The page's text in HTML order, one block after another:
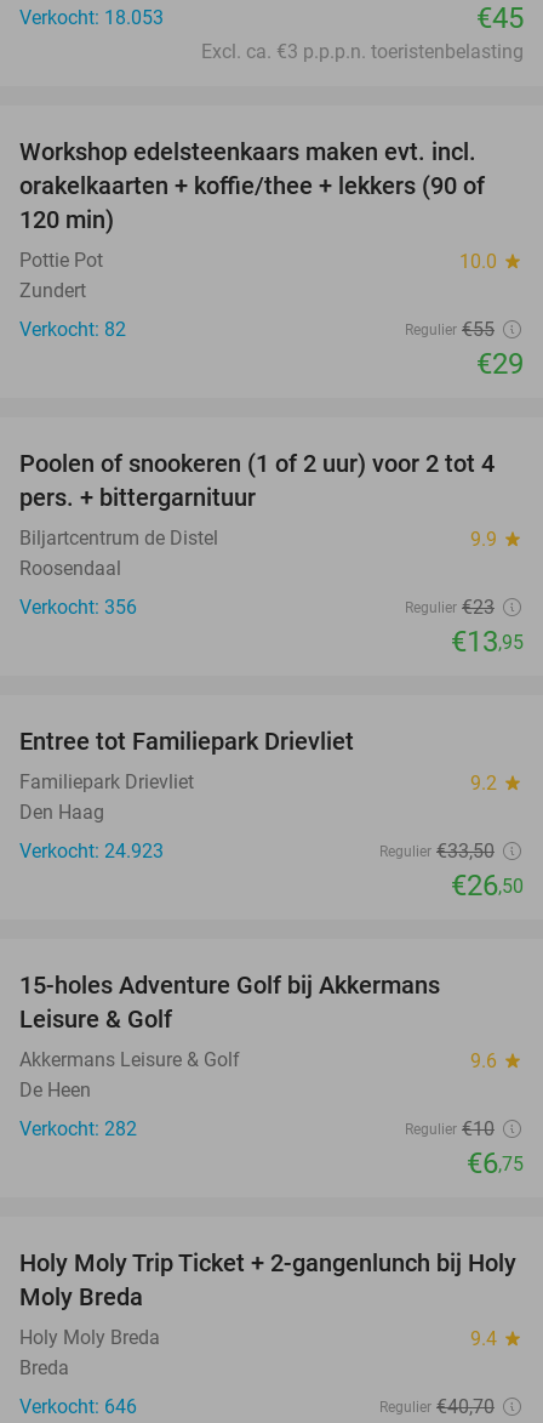
Verkocht: 18.053 €45
Excl. ca. €3 p.p.p.n. toeristenbelasting
47%
Workshop edelsteenkaars maken evt. incl.
orakelkaarten + koffie/thee + lekkers (90 of
120 min)
Pottie Pot 10.0 star
Zundert
Verkocht: 82
Regulier €55
€29
39%
Poolen of snookeren (1 of 2 uur) voor 2 tot 4
pers. + bittergarnituur
Biljartcentrum de Distel 9.9 star
Roosendaal
Verkocht: 356
Regulier €23
€13,95
Entree tot Familiepark Drievliet
Familiepark Drievliet 9.2 star
Den Haag
Verkocht: 24.923
Regulier €33,50
€26,50
15-holes Adventure Golf bij Akkermans
Leisure & Golf
Akkermans Leisure & Golf 9.6 star
De Heen
Verkocht: 282
Regulier €10
€6,75
34%
Holy Moly Trip Ticket + 2-gangenlunch bij Holy
Moly Breda
Holy Moly Breda 9.4 star
Breda
Verkocht: 646
Regulier €40,70